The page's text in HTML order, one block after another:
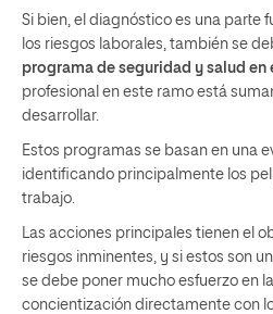
Si bien, el diagnóstico es una parte
los riesgos laborales, también se
programa de seguridad y salud en
profesional en este ramo está
desarrollar.
Estos programas se basan en una
identificando principalmente los
trabajo.
Las acciones principales tienen el
riesgos inminentes, y si estos son
se debe poner mucho esfuerzo en
concientización directamente con